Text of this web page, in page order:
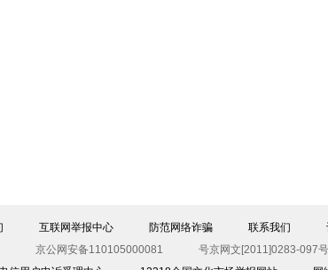
互联网举报中心 防范网络诈骗 联系我们
京公网安备110105000081
号京网文[2011]0283-097号